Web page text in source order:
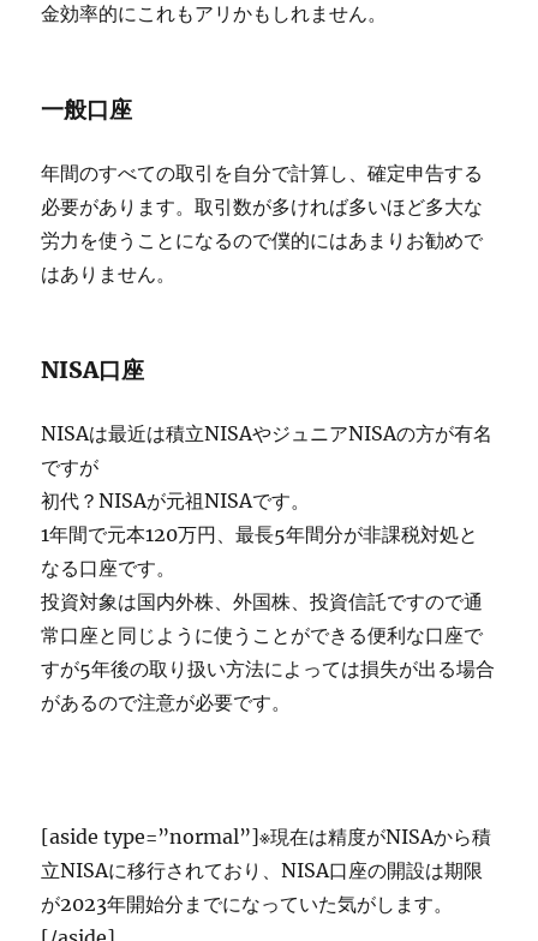
金効率的にこれもアリかもしれません。
一般口座
年間のすべての取引を自分で計算し、確定申告する
必要があります。取引数が多ければ多いほど多大な
労力を使うことになるので僕的にはあまりお勧めで
はありません。
NISA口座
NISAは最近は積立NISAやジュニアNISAの方が有名
ですが
初代？NISAが元祖NISAです。
1年間で元本120万円、最長5年間分が非課税対処と
なる口座です。
投資対象は国内外株、外国株、投資信託ですので通
常口座と同じように使うことができる便利な口座で
すが5年後の取り扱い方法によっては損失が出る場合
があるので注意が必要です。
[aside type=”normal”]※現在は精度がNISAから積
立NISAに移行されており、NISA口座の開設は期限
が2023年開始分までになっていた気がします。